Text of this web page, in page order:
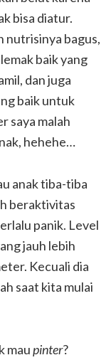
bisa diatur.
nutrisinya bagus,
baik yang
dan juga
baik untuk
saya malah
hehehe…
anak tiba-tiba
beraktivitas
panik. Level
jauh lebih
Kecuali dia
saat kita mulai
maupinter?